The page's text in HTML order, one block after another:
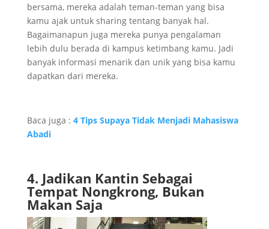
bersama, mereka adalah teman-teman yang bisa
kamu ajak untuk sharing tentang banyak hal.
Bagaimanapun juga mereka punya pengalaman
lebih dulu berada di kampus ketimbang kamu. Jadi
banyak informasi menarik dan unik yang bisa kamu
dapatkan dari mereka.
Baca juga : 4 Tips Supaya Tidak Menjadi Mahasiswa
Abadi
4. Jadikan Kantin Sebagai
Tempat Nongkrong, Bukan
Makan Saja